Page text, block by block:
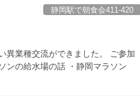
静岡駅で朝食会411-420
異業種交流ができました。 ご参加
ンの給水場の話 ・静岡マラソン